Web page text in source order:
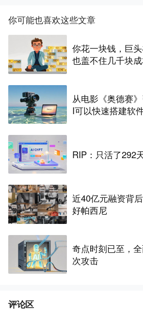
你可能也喜欢这些文章
你花一块钱，巨
也盖不住几千块
从电影《奥德赛
I可以快速搭建软
RIP：只活了292
近40亿元融资背
好帕西尼
奇点时刻已至，
次攻击
评论区